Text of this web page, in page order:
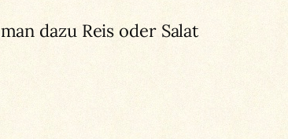
dazu Reis oder Salat